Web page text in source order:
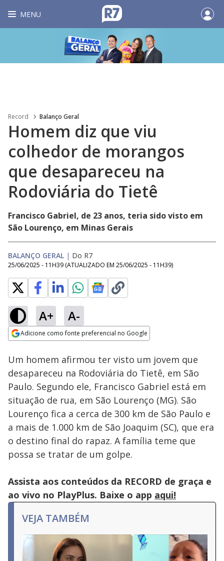
MENU
Record Balanço Geral
Homem diz que viu
colhedor de morangos
que desapareceu na
Rodoviária do Tietê
Francisco Gabriel, de 23 anos, teria sido visto em
São Lourenço, em Minas Gerais
BALANÇO GERAL | Do R7
25/06/2025 - 11H39 (ATUALIZADO EM 25/06/2025 - 11H39)
A+ A-
Adicione como fonte preferencial no Google
Ativar
Loaded:
53.08%
Um homem afirmou ter visto um jovem que
desapareceu na Rodoviária do Tietê, em São
Paulo. Segundo ele, Francisco Gabriel está em
situação de rua, em São Lourenço (MG). São
Lourenço fica a cerca de 300 km de São Paulo e
a mais de 1.000 km de São Joaquim (SC), que era
o destino final do rapaz. A família teme que
possa se tratar de um golpe.
Assista aos conteúdos da RECORD de graça e
ao vivo no PlayPlus. Baixe o app aqui!
VEJA TAMBÉM